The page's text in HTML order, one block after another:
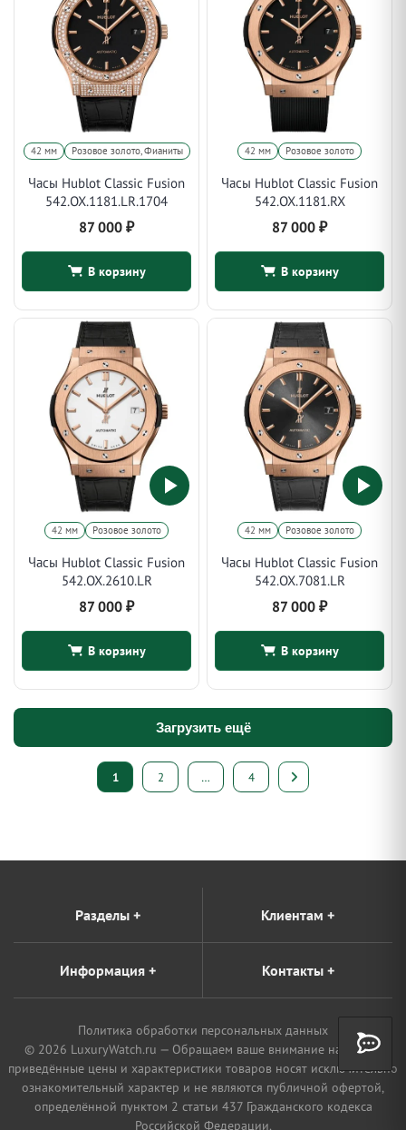
42 мм Розовое золото, Фианиты
Часы Hublot Classic Fusion
542.OX.1181.LR.1704
87 000 ₽
В корзину
42 мм Розовое золото
Часы Hublot Classic Fusion
542.OX.1181.RX
87 000 ₽
В корзину
42 мм Розовое золото
Часы Hublot Classic Fusion
542.OX.2610.LR
87 000 ₽
В корзину
42 мм Розовое золото
Часы Hublot Classic Fusion
542.OX.7081.LR
87 000 ₽
В корзину
Загрузить ещё
Пагинация
1 2 … 4
Разделы + Клиентам +
Информация + Контакты+
Политика обработки персональных данных
© 2026 LuxuryWatch.ru — Обращаем ваше внимание на то, что
приведённые цены и характеристики товаров носят исключительно
ознакомительный характер и не являются публичной офертой,
определённой пунктом 2 статьи 437 Гражданского кодекса
Российской Федерации.